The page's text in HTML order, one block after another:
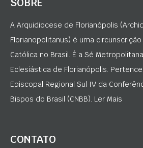
A Arquidiocese de Florianópolis
Florianopolitanus) é uma
Católica no Brasil. É a Sé
Eclesiástica de Florianópolis.
Episcopal Regional Sul IV da
Bispos do Brasil (CNBB). Ler Mais
CONTATO